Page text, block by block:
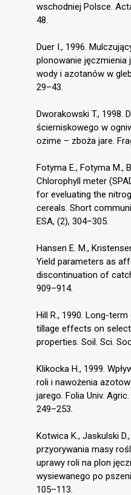
wschodniej Polsce.
48.
Duer I., 1996.
plonowanie
wody i azotanów w
29–43.
Dworakowski T., 1998.
ścierniskowego w
ozime – zboża jare.
Fotyma E., Fotyma M.,
Chlorophyll meter
for eveluating the
cereals. Short
ESA, (2), 304–305.
Hansen E. M.,
Yield parameters as
discontinuation of
909–914.
Hill R., 1990. Long-
tillage effects on
properties. Soil. Sci.
Klikocka H., 1999.
roli i nawożenia
jarego. Folia Univ.
249–253.
Kotwica K., Jaskulski
przyorywania masy
uprawy roli na plon
wysiewanego po
105–113.